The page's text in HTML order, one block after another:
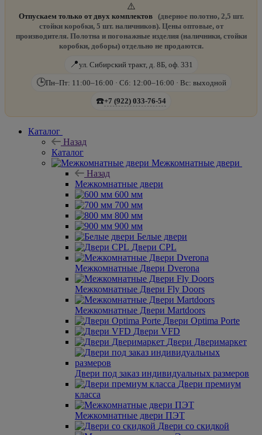
⚠️
Отпускаем только от двух комплектов
(дверное полотно, 2,5 шт.
стойки коробки, 5 шт. наличников). Цены оптовые, от
производителя. Полотна и погонажные изделия (наличники, стойки
коробки, доборы) отдельно не продаются.
📍ул. Сибирский тракт, д. 8Б, оф. 331
🕒Пн–Пт: 11:00–16:00 · Сб: 12:00–16:00 · Вс: выходной
☎️+7 (922) 033-76-54
Каталог
Назад
Каталог
Межкомнатные двери
Назад
Межкомнатные двери
600 мм
700 мм
800 мм
900 мм
Белые двери
Двери CPL
Межкомнатные Двери Dverona
Межкомнатные Двери Fly Doors
Межкомнатные Двери Martdoors
Двери Optima Porte
Двери VFD
Двери Дверимаркет
Двери под заказ индивидуальных размеров
Двери премиум
класса
Межкомнатные двери ПЭТ
Двери со скидкой